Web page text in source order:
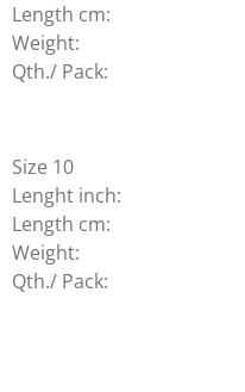
Length cm:
Weight:
Qth./ Pack:
Size 10
Lenght inch:
Length cm:
Weight:
Qth./ Pack: